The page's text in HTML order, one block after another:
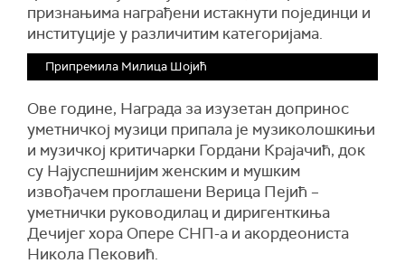
признањима награђени истакнути појединци и
институције у различитим категоријама.
Припремила Милица Шојић
Ове године, Награда за изузетан допринос
уметничкој музици припала је музиколошкињи
и музичкој критичарки Гордани Крајачић, док
су Најуспешнијим женским и мушким
извођачем проглашени Верица Пејић –
уметнички руководилац и диригенткиња
Дечијег хора Опере СНП-а и акордеониста
Никола Пековић.